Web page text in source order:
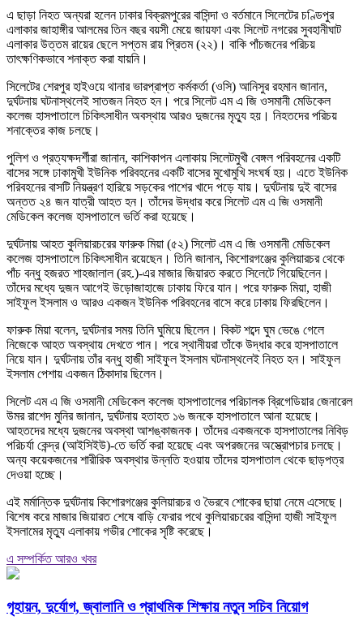
এ ছাড়া নিহত অন্যরা হলেন ঢাকার বিক্রমপুরের বাসিন্দা ও বর্তমানে সিলেটের চণ্ডিপুর
এলাকার জাহাঙ্গীর আলমের তিন বছর বয়সী মেয়ে জায়ফা এবং সিলেট নগরের সুবহানীঘাট
এলাকার উত্তম রায়ের ছেলে সপ্তম রায় প্রিতম (২২)। বাকি পাঁচজনের পরিচয়
তাৎক্ষণিকভাবে শনাক্ত করা যায়নি।
সিলেটের শেরপুর হাইওয়ে থানার ভারপ্রাপ্ত কর্মকর্তা (ওসি) আনিসুর রহমান জানান,
দুর্ঘটনায় ঘটনাস্থলেই সাতজন নিহত হন। পরে সিলেট এম এ জি ওসমানী মেডিকেল
কলেজ হাসপাতালে চিকিৎসাধীন অবস্থায় আরও দুজনের মৃত্যু হয়। নিহতদের পরিচয়
শনাক্তের কাজ চলছে।
পুলিশ ও প্রত্যক্ষদর্শীরা জানান, কাশিকাপন এলাকায় সিলেটমুখী বেঙ্গল পরিবহনের একটি
বাসের সঙ্গে ঢাকামুখী ইউনিক পরিবহনের একটি বাসের মুখোমুখি সংঘর্ষ হয়। এতে ইউনিক
পরিবহনের বাসটি নিয়ন্ত্রণ হারিয়ে সড়কের পাশের খাদে পড়ে যায়। দুর্ঘটনায় দুই বাসের
অন্তত ২৪ জন যাত্রী আহত হন। তাঁদের উদ্ধার করে সিলেট এম এ জি ওসমানী
মেডিকেল কলেজ হাসপাতালে ভর্তি করা হয়েছে।
দুর্ঘটনায় আহত কুলিয়ারচরের ফারুক মিয়া (৫২) সিলেট এম এ জি ওসমানী মেডিকেল
কলেজ হাসপাতালে চিকিৎসাধীন রয়েছেন। তিনি জানান, কিশোরগঞ্জের কুলিয়ারচর থেকে
পাঁচ বন্ধু হজরত শাহজালাল (রহ.)-এর মাজার জিয়ারত করতে সিলেটে গিয়েছিলেন।
তাঁদের মধ্যে দুজন আগেই উড়োজাহাজে ঢাকায় ফিরে যান। পরে ফারুক মিয়া, হাজী
সাইফুল ইসলাম ও আরও একজন ইউনিক পরিবহনের বাসে করে ঢাকায় ফিরছিলেন।
ফারুক মিয়া বলেন, দুর্ঘটনার সময় তিনি ঘুমিয়ে ছিলেন। বিকট শব্দে ঘুম ভেঙে গেলে
নিজেকে আহত অবস্থায় দেখতে পান। পরে স্থানীয়রা তাঁকে উদ্ধার করে হাসপাতালে
নিয়ে যান। দুর্ঘটনায় তাঁর বন্ধু হাজী সাইফুল ইসলাম ঘটনাস্থলেই নিহত হন। সাইফুল
ইসলাম পেশায় একজন ঠিকাদার ছিলেন।
সিলেট এম এ জি ওসমানী মেডিকেল কলেজ হাসপাতালের পরিচালক ব্রিগেডিয়ার জেনারেল
উমর রাশেদ মুনির জানান, দুর্ঘটনায় হতাহত ১৬ জনকে হাসপাতালে আনা হয়েছে।
আহতদের মধ্যে দুজনের অবস্থা আশঙ্কাজনক। তাঁদের একজনকে হাসপাতালের নিবিড়
পরিচর্যা কেন্দ্র (আইসিইউ)-তে ভর্তি করা হয়েছে এবং অপরজনের অস্ত্রোপচার চলছে।
অন্য কয়েকজনের শারীরিক অবস্থার উন্নতি হওয়ায় তাঁদের হাসপাতাল থেকে ছাড়পত্র
দেওয়া হচ্ছে।
এই মর্মান্তিক দুর্ঘটনায় কিশোরগঞ্জের কুলিয়ারচর ও ভৈরবে শোকের ছায়া নেমে এসেছে।
বিশেষ করে মাজার জিয়ারত শেষে বাড়ি ফেরার পথে কুলিয়ারচরের বাসিন্দা হাজী সাইফুল
ইসলামের মৃত্যু এলাকায় গভীর শোকের সৃষ্টি করেছে।
এ সম্পর্কিত আরও খবর
গৃহায়ন, দুর্যোগ, জ্বালানি ও প্রাথমিক শিক্ষায় নতুন সচিব নিয়োগ